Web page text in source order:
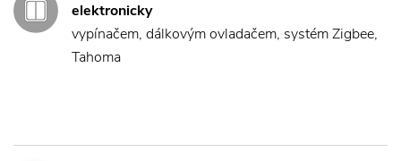
elektronicky
vypínačem, dálkovým ovladačem, systém Zigbee,
Tahoma